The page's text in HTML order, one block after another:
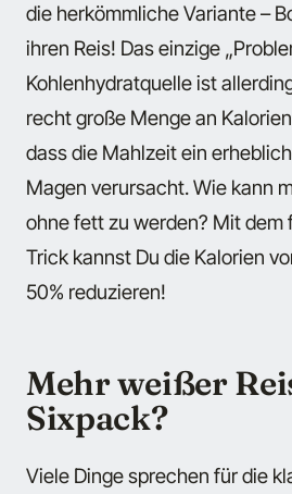
die herkömmliche Variante –
ihren Reis! Das einzige
Kohlenhydratquelle ist
recht große Menge an
dass die Mahlzeit ein
Magen verursacht. Wie kann
ohne fett zu werden? Mit dem
Trick kannst Du die Kalorien
50% reduzieren!
Mehr weißer
Sixpack?
Viele Dinge sprechen für die